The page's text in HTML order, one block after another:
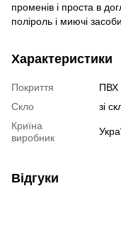
променів і проста в
поліроль і миючі засоби.
Характеристики
Покриття
ПВХ
Скло
зі
Криїна
виробник
Відгуки